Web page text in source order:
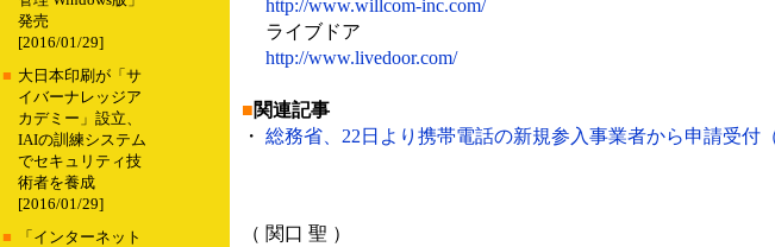
発売
[2016/01/29]
■ 大日本印刷が「サ
イバーナレッジア
カデミー」設立、
IAIの訓練システム
でセキュリティ技
術者を養成
[2016/01/29]
■
「インターネット
http://www.willcom-inc.com/
ライブドア
http://www.livedoor.com/
■関連記事
・ 総務省、22日より携帯電話の新規参入事業者から申請受付（
（ 関口 聖 ）